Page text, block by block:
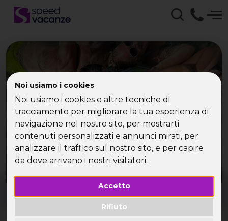
Noi usiamo i cookies
Noi usiamo i cookies e altre tecniche di
tracciamento per migliorare la tua esperienza di
navigazione nel nostro sito, per mostrarti
contenuti personalizzati e annunci mirati, per
analizzare il traffico sul nostro sito, e per capire
da dove arrivano i nostri visitatori.
Accetto
Rifiuto
Che tipo di vacanza
cerchi?
Scegli la tua destinazione tra le diverse proposte
di Speed Vacanze®
Dove?
Tutto l'anno